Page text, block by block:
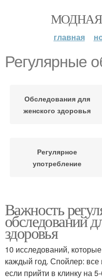
главная
Регулярные
Обследования для
женского здоровья
Регулярное
употребление
Важность
обследований
здоровья
10 исследований,
каждый год. Спойлер: все
если прийти в клинку на